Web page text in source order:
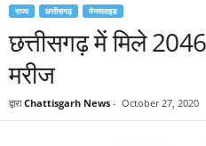
राज्य छत्तीसगढ़ मेनस्लाइड
छत्तीसगढ़ में मिले
मरीज
द्वारा Chattisgarh News - October 27, 2020